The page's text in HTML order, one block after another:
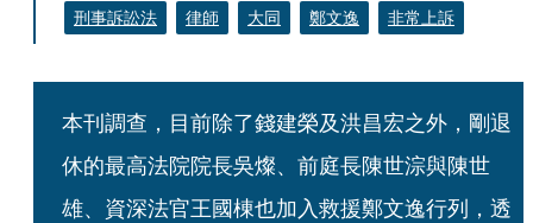
刑事訴訟法
律師 大同 鄭文逸 非常上訴
本刊調查，目前除了錢建榮及洪昌宏之外，剛退
休的最高法院院長吳燦、前庭長陳世淙與陳世
雄、資深法官王國棟也加入救援鄭文逸行列，透